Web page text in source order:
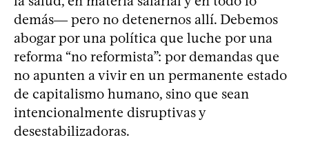
demás― pero no detenernos allí. Debemos
abogar por una política que luche por una
reforma “no reformista”: por demandas que
no apunten a vivir en un permanente estado
de capitalismo humano, sino que sean
intencionalmente disruptivas y
desestabilizadoras.